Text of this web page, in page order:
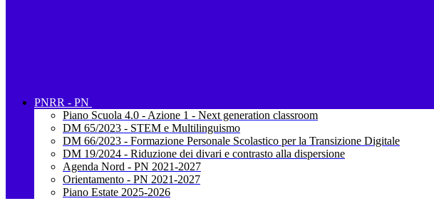
PNRR - PN
Piano Scuola 4.0 - Azione 1 - Next generation classroom
DM 65/2023 - STEM e Multilinguismo
DM 66/2023 - Formazione Personale Scolastico per la Transizione Digitale
DM 19/2024 - Riduzione dei divari e contrasto alla dispersione
Agenda Nord - PN 2021-2027
Orientamento - PN 2021-2027
Piano Estate 2025-2026